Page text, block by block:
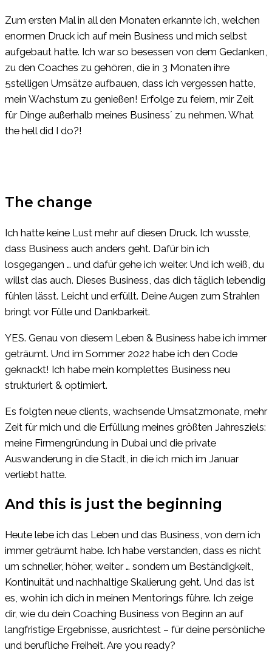
Zum ersten Mal in all den Monaten erkannte ich, welchen
enormen Druck ich auf mein Business und mich selbst
aufgebaut hatte. Ich war so besessen von dem Gedanken,
zu den Coaches zu gehören, die in 3 Monaten ihre
5stelligen Umsätze aufbauen, dass ich vergessen hatte,
mein Wachstum zu genießen! Erfolge zu feiern, mir Zeit
für Dinge außerhalb meines Business´ zu nehmen. What
the hell did I do?!
The change
Ich hatte keine Lust mehr auf diesen Druck. Ich wusste,
dass Business auch anders geht. Dafür bin ich
losgegangen … und dafür gehe ich weiter. Und ich weiß, du
willst das auch. Dieses Business, das dich täglich lebendig
fühlen lässt. Leicht und erfüllt. Deine Augen zum Strahlen
bringt vor Fülle und Dankbarkeit.
YES. Genau von diesem Leben & Business habe ich immer
geträumt. Und im Sommer 2022 habe ich den Code
geknackt! Ich habe mein komplettes Business neu
strukturiert & optimiert.
Es folgten neue clients, wachsende Umsatzmonate, mehr
Zeit für mich und die Erfüllung meines größten Jahresziels:
meine Firmengründung in Dubai und die private
Auswanderung in die Stadt, in die ich mich im Januar
verliebt hatte.
And this is just the beginning
Heute lebe ich das Leben und das Business, von dem ich
immer geträumt habe. Ich habe verstanden, dass es nicht
um schneller, höher, weiter … sondern um Beständigkeit,
Kontinuität und nachhaltige Skalierung geht. Und das ist
es, wohin ich dich in meinen Mentorings führe. Ich zeige
dir, wie du dein Coaching Business von Beginn an auf
langfristige Ergebnisse, ausrichtest – für deine persönliche
und berufliche Freiheit. Are you ready?